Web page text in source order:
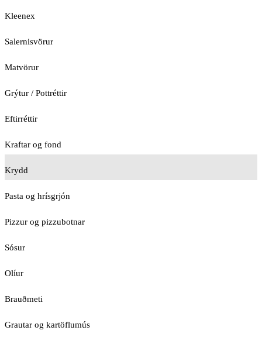
Kleenex
Salernisvörur
Matvörur
Grýtur / Pottréttir
Eftirréttir
Kraftar og fond
Krydd
Pasta og hrísgrjón
Pizzur og pizzubotnar
Sósur
Olíur
Brauðmeti
Grautar og kartöflumús